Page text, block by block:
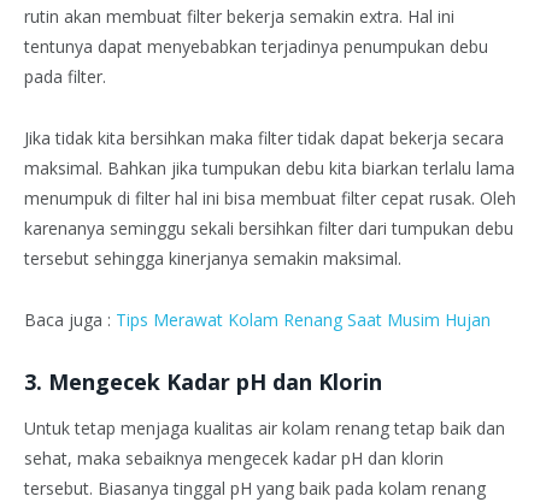
rutin akan membuat filter bekerja semakin extra. Hal ini
tentunya dapat menyebabkan terjadinya penumpukan debu
pada filter.
Jika tidak kita bersihkan maka filter tidak dapat bekerja secara
maksimal. Bahkan jika tumpukan debu kita biarkan terlalu lama
menumpuk di filter hal ini bisa membuat filter cepat rusak. Oleh
karenanya seminggu sekali bersihkan filter dari tumpukan debu
tersebut sehingga kinerjanya semakin maksimal.
Baca juga : Tips Merawat Kolam Renang Saat Musim Hujan
3. Mengecek Kadar pH dan Klorin
Untuk tetap menjaga kualitas air kolam renang tetap baik dan
sehat, maka sebaiknya mengecek kadar pH dan klorin
tersebut. Biasanya tinggal pH yang baik pada kolam renang